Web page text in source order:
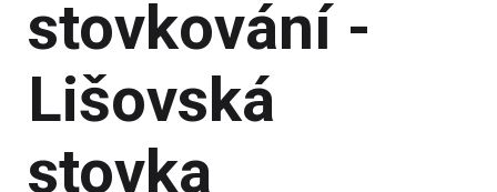
stovkování -
Lišovská
stovka